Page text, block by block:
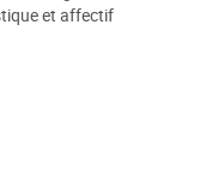
et affectif